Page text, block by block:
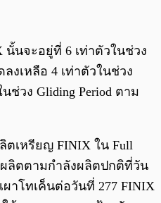
นจะอยู่ที่ 6 เท่าตัวในช่วง
งเหลือ 4 เท่าตัวในช่วง
ช่วง Gliding Period ตาม
ตเหรียญ FINIX ใน Full
ผลิตตามกำลังผลิตปกติที่วัน
ผาโทเค็นต่อวันที่ 277 FINIX